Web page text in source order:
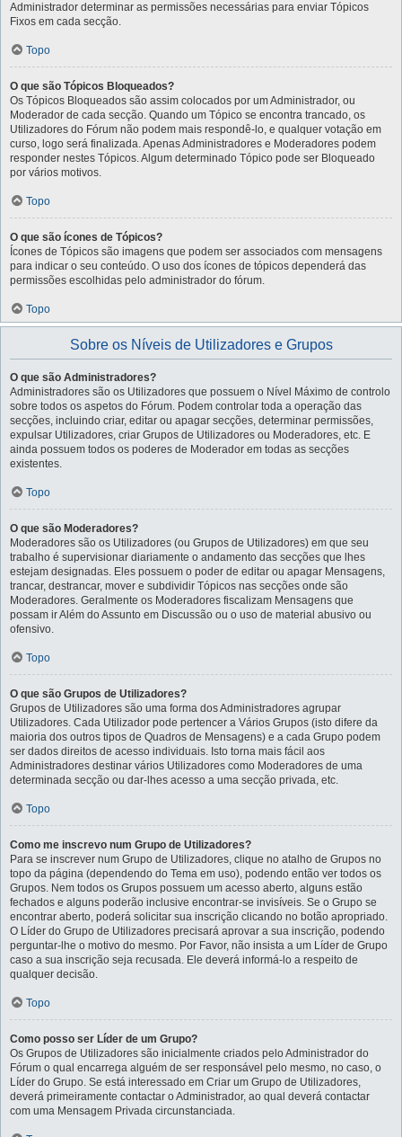
Administrador determinar as permissões necessárias para enviar Tópicos
Fixos em cada secção.
Topo
O que são Tópicos Bloqueados?
Os Tópicos Bloqueados são assim colocados por um Administrador, ou
Moderador de cada secção. Quando um Tópico se encontra trancado, os
Utilizadores do Fórum não podem mais respondê-lo, e qualquer votação em
curso, logo será finalizada. Apenas Administradores e Moderadores podem
responder nestes Tópicos. Algum determinado Tópico pode ser Bloqueado
por vários motivos.
Topo
O que são ícones de Tópicos?
Ícones de Tópicos são imagens que podem ser associados com mensagens
para indicar o seu conteúdo. O uso dos ícones de tópicos dependerá das
permissões escolhidas pelo administrador do fórum.
Topo
Sobre os Níveis de Utilizadores e Grupos
O que são Administradores?
Administradores são os Utilizadores que possuem o Nível Máximo de controlo
sobre todos os aspetos do Fórum. Podem controlar toda a operação das
secções, incluindo criar, editar ou apagar secções, determinar permissões,
expulsar Utilizadores, criar Grupos de Utilizadores ou Moderadores, etc. E
ainda possuem todos os poderes de Moderador em todas as secções
existentes.
Topo
O que são Moderadores?
Moderadores são os Utilizadores (ou Grupos de Utilizadores) em que seu
trabalho é supervisionar diariamente o andamento das secções que lhes
estejam designadas. Eles possuem o poder de editar ou apagar Mensagens,
trancar, destrancar, mover e subdividir Tópicos nas secções onde são
Moderadores. Geralmente os Moderadores fiscalizam Mensagens que
possam ir Além do Assunto em Discussão ou o uso de material abusivo ou
ofensivo.
Topo
O que são Grupos de Utilizadores?
Grupos de Utilizadores são uma forma dos Administradores agrupar
Utilizadores. Cada Utilizador pode pertencer a Vários Grupos (isto difere da
maioria dos outros tipos de Quadros de Mensagens) e a cada Grupo podem
ser dados direitos de acesso individuais. Isto torna mais fácil aos
Administradores destinar vários Utilizadores como Moderadores de uma
determinada secção ou dar-lhes acesso a uma secção privada, etc.
Topo
Como me inscrevo num Grupo de Utilizadores?
Para se inscrever num Grupo de Utilizadores, clique no atalho de Grupos no
topo da página (dependendo do Tema em uso), podendo então ver todos os
Grupos. Nem todos os Grupos possuem um acesso aberto, alguns estão
fechados e alguns poderão inclusive encontrar-se invisíveis. Se o Grupo se
encontrar aberto, poderá solicitar sua inscrição clicando no botão apropriado.
O Líder do Grupo de Utilizadores precisará aprovar a sua inscrição, podendo
perguntar-lhe o motivo do mesmo. Por Favor, não insista a um Líder de Grupo
caso a sua inscrição seja recusada. Ele deverá informá-lo a respeito de
qualquer decisão.
Topo
Como posso ser Líder de um Grupo?
Os Grupos de Utilizadores são inicialmente criados pelo Administrador do
Fórum o qual encarrega alguém de ser responsável pelo mesmo, no caso, o
Líder do Grupo. Se está interessado em Criar um Grupo de Utilizadores,
deverá primeiramente contactar o Administrador, ao qual deverá contactar
com uma Mensagem Privada circunstanciada.